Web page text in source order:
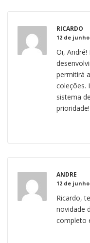
RICARDO
12 de junho
Oi,
permitirá
coleções.
sistema
prioridade!
ANDRE
12 de junho
Ricardo,
novidade
completo